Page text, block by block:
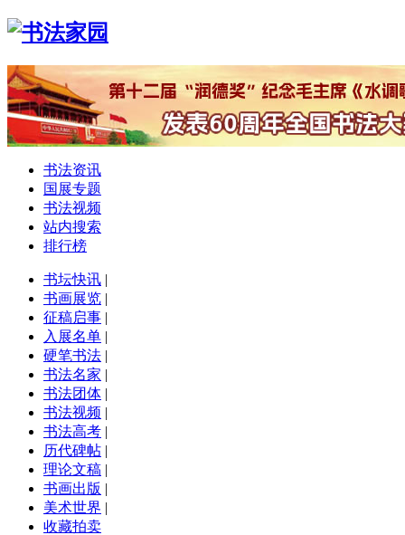
书法资讯
国展专题
书法视频
站内搜索
排行榜
书坛快讯 |
书画展览 |
征稿启事 |
入展名单 |
硬笔书法 |
书法名家 |
书法团体 |
书法视频 |
书法高考 |
历代碑帖 |
理论文稿 |
书画出版 |
美术世界 |
收藏拍卖